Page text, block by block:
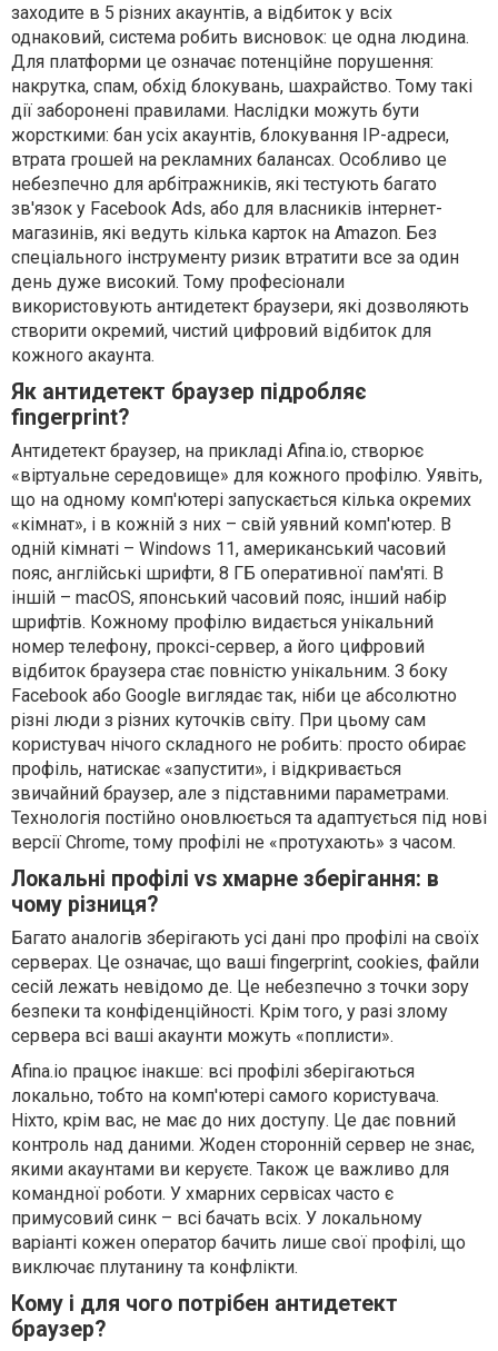
заходите в 5 різних акаунтів, а відбиток у всіх
однаковий, система робить висновок: це одна людина.
Для платформи це означає потенційне порушення:
накрутка, спам, обхід блокувань, шахрайство. Тому такі
дії заборонені правилами. Наслідки можуть бути
жорсткими: бан усіх акаунтів, блокування IP-адреси,
втрата грошей на рекламних балансах. Особливо це
небезпечно для арбітражників, які тестують багато
зв'язок у Facebook Ads, або для власників інтернет-
магазинів, які ведуть кілька карток на Amazon. Без
спеціального інструменту ризик втратити все за один
день дуже високий. Тому професіонали
використовують антидетект браузери, які дозволяють
створити окремий, чистий цифровий відбиток для
кожного акаунта.
Як антидетект браузер підробляє
fingerprint?
Антидетект браузер, на прикладі Afina.io, створює
«віртуальне середовище» для кожного профілю. Уявіть,
що на одному комп'ютері запускається кілька окремих
«кімнат», і в кожній з них – свій уявний комп'ютер. В
одній кімнаті – Windows 11, американський часовий
пояс, англійські шрифти, 8 ГБ оперативної пам'яті. В
іншій – macOS, японський часовий пояс, інший набір
шрифтів. Кожному профілю видається унікальний
номер телефону, проксі-сервер, а його цифровий
відбиток браузера стає повністю унікальним. З боку
Facebook або Google виглядає так, ніби це абсолютно
різні люди з різних куточків світу. При цьому сам
користувач нічого складного не робить: просто обирає
профіль, натискає «запустити», і відкривається
звичайний браузер, але з підставними параметрами.
Технологія постійно оновлюється та адаптується під нові
версії Chrome, тому профілі не «протухають» з часом.
Локальні профілі vs хмарне зберігання: в
чому різниця?
Багато аналогів зберігають усі дані про профілі на своїх
серверах. Це означає, що ваші fingerprint, cookies, файли
сесій лежать невідомо де. Це небезпечно з точки зору
безпеки та конфіденційності. Крім того, у разі злому
сервера всі ваші акаунти можуть «поплисти».
Afina.io працює інакше: всі профілі зберігаються
локально, тобто на комп'ютері самого користувача.
Ніхто, крім вас, не має до них доступу. Це дає повний
контроль над даними. Жоден сторонній сервер не знає,
якими акаунтами ви керуєте. Також це важливо для
командної роботи. У хмарних сервісах часто є
примусовий синк – всі бачать всіх. У локальному
варіанті кожен оператор бачить лише свої профілі, що
виключає плутанину та конфлікти.
Кому і для чого потрібен антидетект
браузер?